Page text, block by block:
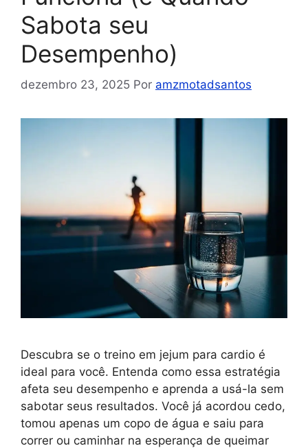
Sabota seu
Desempenho)
dezembro 23, 2025 Por amzmotadsantos
Descubra se o treino em jejum para cardio é
ideal para você. Entenda como essa estratégia
afeta seu desempenho e aprenda a usá-la sem
sabotar seus resultados. Você já acordou cedo,
tomou apenas um copo de água e saiu para
correr ou caminhar na esperança de queimar